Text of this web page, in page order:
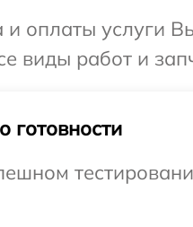
оплаты услуги
виды работ и